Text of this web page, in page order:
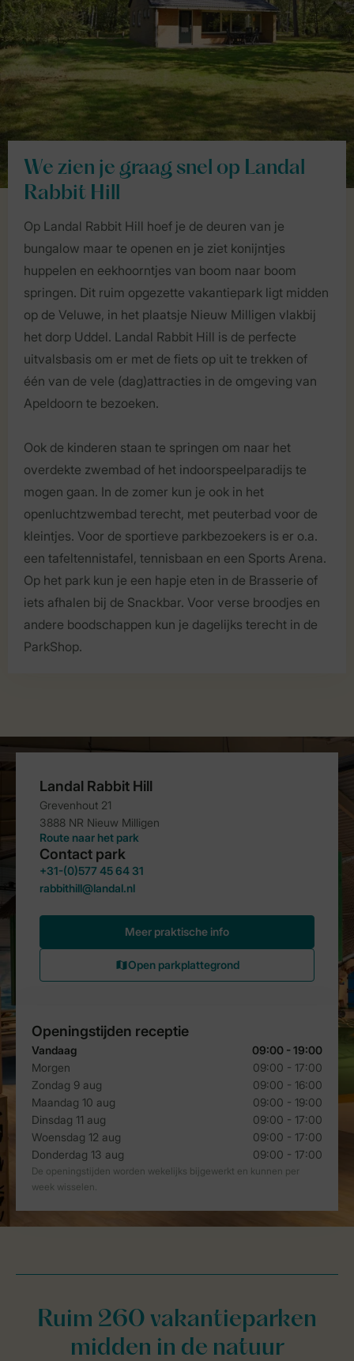
We zien je graag snel op Landal
Rabbit Hill
Op Landal Rabbit Hill hoef je de deuren van je
bungalow maar te openen en je ziet konijntjes
huppelen en eekhoorntjes van boom naar boom
springen. Dit ruim opgezette vakantiepark ligt midden
op de Veluwe, in het plaatsje Nieuw Milligen vlakbij
het dorp Uddel. Landal Rabbit Hill is de perfecte
uitvalsbasis om er met de fiets op uit te trekken of
één van de vele (dag)attracties in de omgeving van
Apeldoorn te bezoeken.
Ook de kinderen staan te springen om naar het
overdekte zwembad of het indoorspeelparadijs te
mogen gaan. In de zomer kun je ook in het
openluchtzwembad terecht, met peuterbad voor de
kleintjes. Voor de sportieve parkbezoekers is er o.a.
een tafeltennistafel, tennisbaan en een Sports Arena.
Op het park kun je een hapje eten in de Brasserie of
iets afhalen bij de Snackbar. Voor verse broodjes en
andere boodschappen kun je dagelijks terecht in de
ParkShop.
Ruim 260 vakantieparken
midden in de natuur